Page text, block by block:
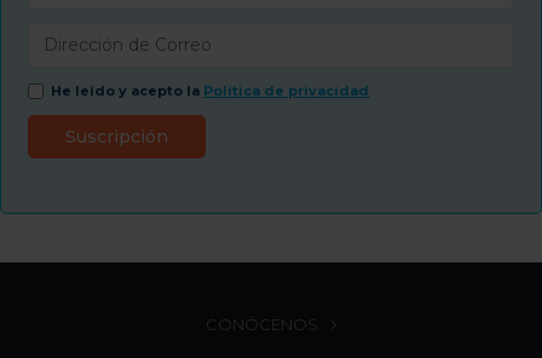
He leído y acepto la Política de privacidad
CONÓCENOS